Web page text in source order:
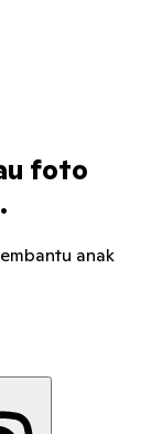
foto
anak